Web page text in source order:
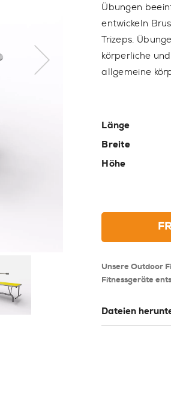
Übungen
entwickeln
Trizeps.
körperliche
allgemeine
Länge
Breite
Höhe
Unsere Outdoor
Fitnessgeräte
Dateien